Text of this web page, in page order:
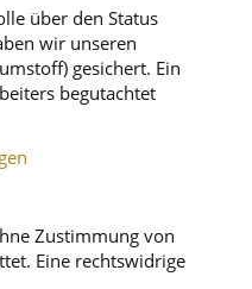
über den Status
wir unseren
gesichert. Ein
begutachtet
Zustimmung von
Eine rechtswidrige